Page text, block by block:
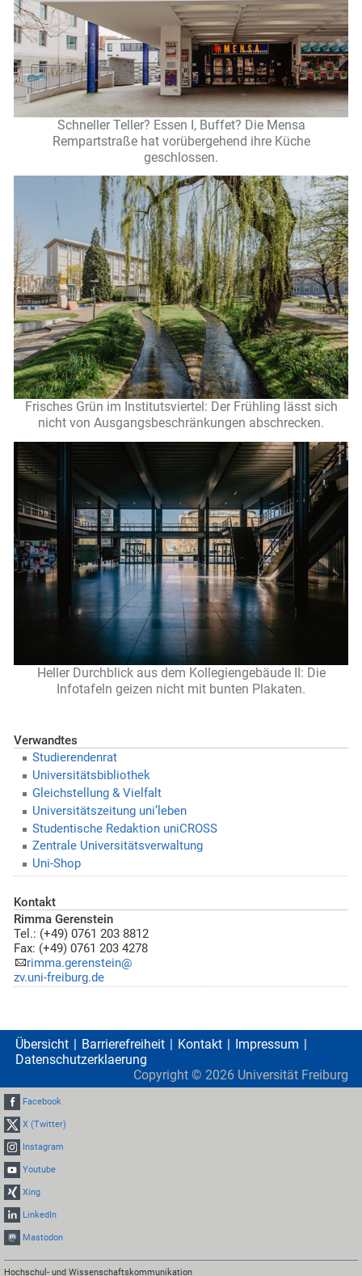
Schneller Teller? Essen I, Buffet? Die Mensa
Rempartstraße hat vorübergehend ihre Küche
geschlossen.
Frisches Grün im Institutsviertel: Der Frühling lässt sich
nicht von Ausgangsbeschränkungen abschrecken.
Heller Durchblick aus dem Kollegiengebäude II: Die
Infotafeln geizen nicht mit bunten Plakaten.
Verwandtes
Studierendenrat
Universitätsbibliothek
Gleichstellung & Vielfalt
Universitätszeitung uni’leben
Studentische Redaktion uniCROSS
Zentrale Universitätsverwaltung
Uni-Shop
Kontakt
Rimma Gerenstein
Tel.: (+49) 0761 203 8812
Fax: (+49) 0761 203 4278
rimma.gerenstein@
zv.uni-freiburg.de
Übersicht Barrierefreiheit Kontakt
Impressum
Datenschutzerklaerung
Copyright © 2026 Universität Freiburg
Facebook
X (Twitter)
Instagram
Youtube
Xing
LinkedIn
Mastodon
Hochschul- und Wissenschaftskommunikation